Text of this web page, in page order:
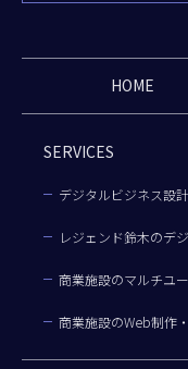
HOME
SERVICES
デジタルビジネス設
レジェンド鈴木のデ
商業施設のマルチユ
商業施設のWeb制作